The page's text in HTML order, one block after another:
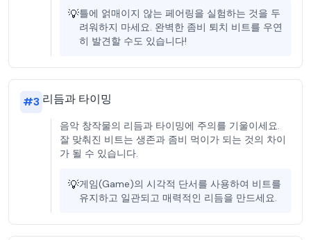
💡틀에 얽매이지 않는 페어링을 실험하는 것을 두
려워하지 마세요. 완벽한 좀비 퇴치 비트를 우연
히 발견할 수도 있습니다!
#3 리듬과 타이밍
음악 창작물의 리듬과 타이밍에 주의를 기울이세요.
잘 맞춰진 비트는 생존과 좀비 먹이가 되는 것의 차이
가 될 수 있습니다.
💡게임(Game)의 시각적 단서를 사용하여 비트를
유지하고 일관되고 매력적인 리듬을 만드세요.